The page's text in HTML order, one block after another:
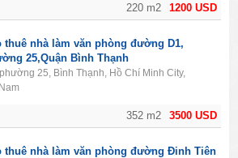
1200 USD
220 m2
3500 USD
352 m2
thuê nhà làm văn phòng đường D1,
25,Quận Bình Thạnh
25, Bình Thạnh, Hồ Chí Minh City,
thuê nhà làm văn phòng đường Đinh Tiên